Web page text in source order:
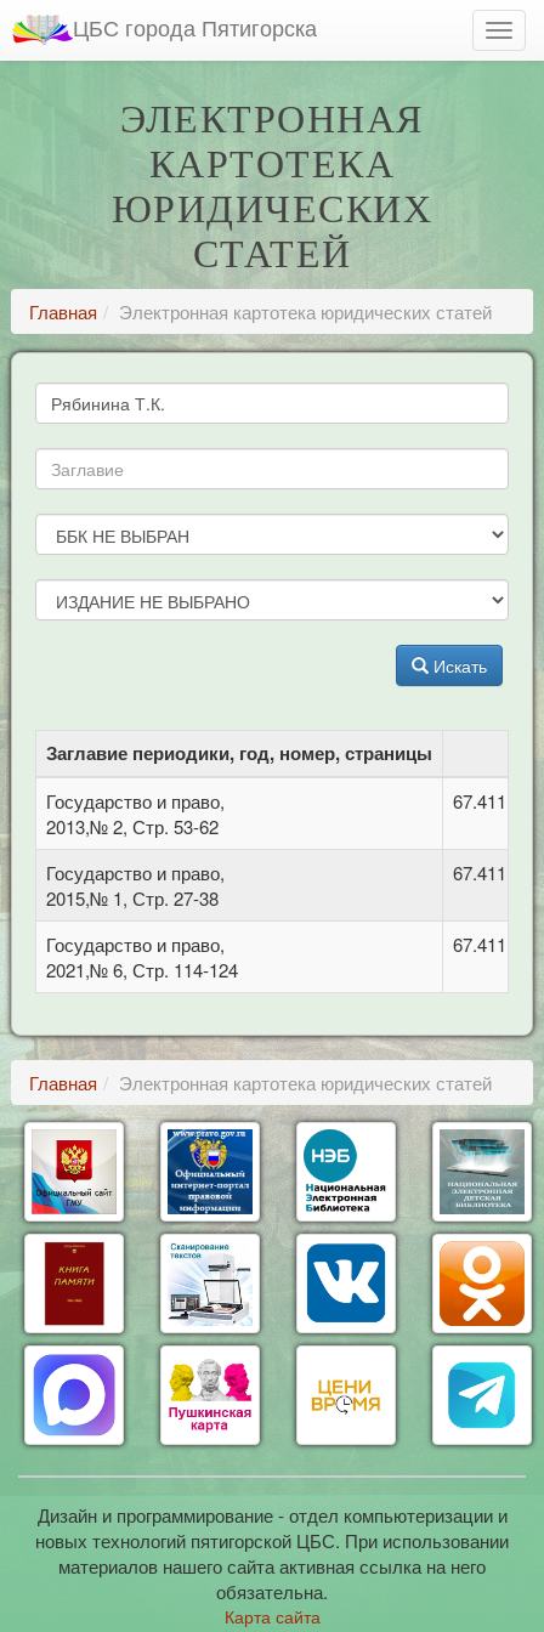
ЦБС города Пятигорска
ЭЛЕКТРОННАЯ
КАРТОТЕКА
ЮРИДИЧЕСКИХ
СТАТЕЙ
Главная Электронная картотека юридических статей
Искать
Заглавие периодики, год, номер, страницы
Государство и право,
2013,№ 2, Стр. 53-62
67.411
Государство и право,
2015,№ 1, Стр. 27-38
67.411
Государство и право,
2021,№ 6, Стр. 114-124
67.411
Главная Электронная картотека юридических статей
Дизайн и программирование - отдел компьютеризации и
новых технологий пятигорской ЦБС. При использовании
материалов нашего сайта активная ссылка на него
обязательна.
Карта сайта